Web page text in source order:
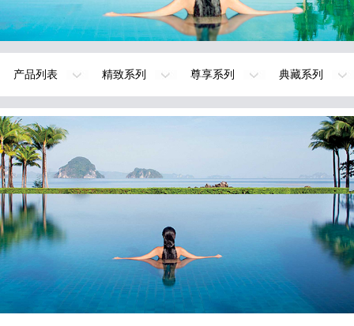
产品列表 精致系列 尊享系列 典藏系列